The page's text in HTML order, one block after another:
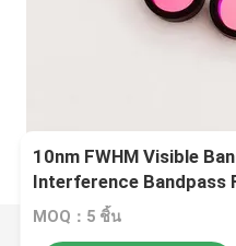
10nm FWHM Visible
Interference Bandpass
MOQ：5 ชิ้น